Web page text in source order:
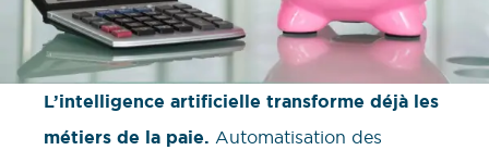
L’intelligence artificielle transforme déjà les
métiers de la paie. Automatisation des